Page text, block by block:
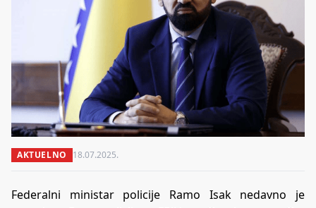
AKTUELNO 18.07.2025.
Federalni ministar policije Ramo Isak nedavno je